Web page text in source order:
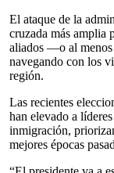
El ataque de la
cruzada más amplia
aliados —o al
navegando con los
región.
Las recientes
han elevado a
inmigración,
mejores épocas